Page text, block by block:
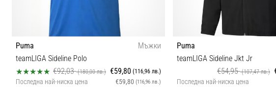
Puma
Мъжки
teamLIGA Sideline Polo
€92,03(180,00 лв.) €59,80 (116,96 лв.)
Последна най-ниска цена €59,80 (116,96 лв.)
Puma
teamLIGA Sideline Jkt Jr
€54,95(107,47 лв.)
Последна най-ниска цена